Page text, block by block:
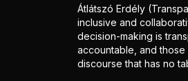
Átlátszó Erdély
inclusive and
decision-making is
accountable, and
discourse that has no